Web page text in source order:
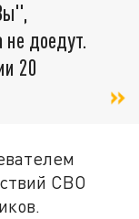
доедут.
20
СВО